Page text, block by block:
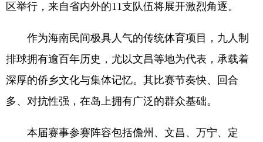
区举行，来自省内外的11支队伍将展开激烈角逐。
作为海南民间极具人气的传统体育项目，九人制
排球拥有逾百年历史，尤以文昌等地为代表，承载着
深厚的侨乡文化与集体记忆。其比赛节奏快、回合
多、对抗性强，在岛上拥有广泛的群众基础。
本届赛事参赛阵容包括儋州、文昌、万宁、定